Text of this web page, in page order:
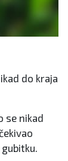
do kraja
se nikad